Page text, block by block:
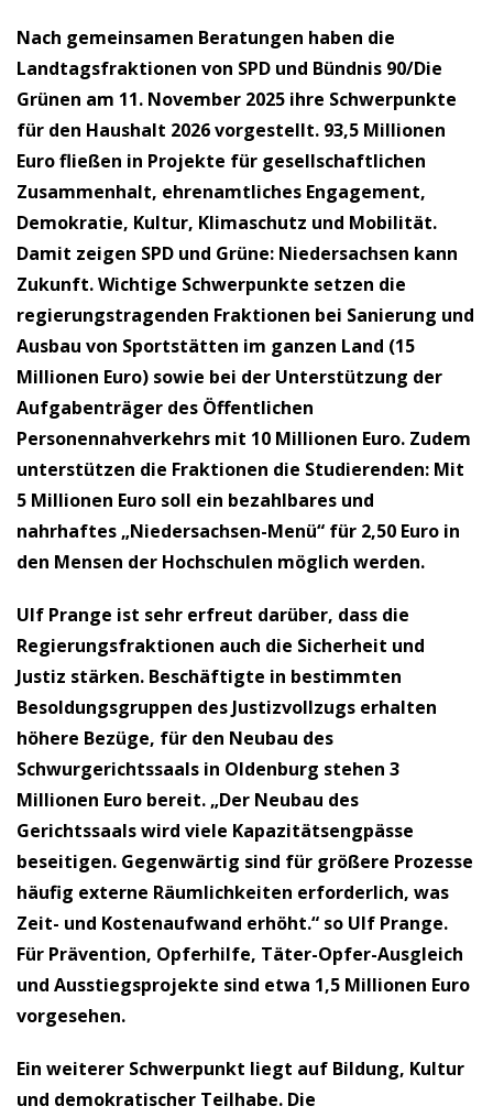
Nach gemeinsamen Beratungen haben die
Landtagsfraktionen von SPD und Bündnis 90/Die
Grünen am 11. November 2025 ihre Schwerpunkte
für den Haushalt 2026 vorgestellt. 93,5 Millionen
Euro fließen in Projekte für gesellschaftlichen
Zusammenhalt, ehrenamtliches Engagement,
Demokratie, Kultur, Klimaschutz und Mobilität.
Damit zeigen SPD und Grüne: Niedersachsen kann
Zukunft. Wichtige Schwerpunkte setzen die
regierungstragenden Fraktionen bei Sanierung und
Ausbau von Sportstätten im ganzen Land (15
Millionen Euro) sowie bei der Unterstützung der
Aufgabenträger des Öffentlichen
Personennahverkehrs mit 10 Millionen Euro. Zudem
unterstützen die Fraktionen die Studierenden: Mit
5 Millionen Euro soll ein bezahlbares und
nahrhaftes „Niedersachsen-Menü“ für 2,50 Euro in
den Mensen der Hochschulen möglich werden.
Ulf Prange ist sehr erfreut darüber, dass die
Regierungsfraktionen auch die Sicherheit und
Justiz stärken. Beschäftigte in bestimmten
Besoldungsgruppen des Justizvollzugs erhalten
höhere Bezüge, für den Neubau des
Schwurgerichtssaals in Oldenburg stehen 3
Millionen Euro bereit. „Der Neubau des
Gerichtssaals wird viele Kapazitätsengpässe
beseitigen. Gegenwärtig sind für größere Prozesse
häufig externe Räumlichkeiten erforderlich, was
Zeit- und Kostenaufwand erhöht.“ so Ulf Prange.
Für Prävention, Opferhilfe, Täter-Opfer-Ausgleich
und Ausstiegsprojekte sind etwa 1,5 Millionen Euro
vorgesehen.
Ein weiterer Schwerpunkt liegt auf Bildung, Kultur
und demokratischer Teilhabe. Die